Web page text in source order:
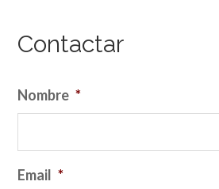
Contactar
Nombre *
Email *